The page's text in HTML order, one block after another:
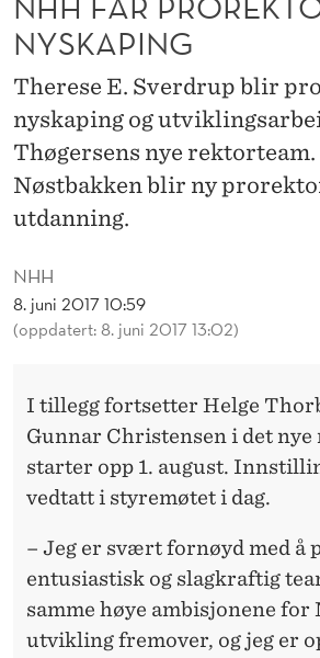
T
O
R
F
O
R
N
Y
NHH
8. juni 2017 10:59
(oppdatert: 8. juni 2017 13:02)
NYSKAPING
Therese E. Sverdrup blir
nyskaping og
Thøgersens nye
Nøstbakken blir ny
utdanning.
I tillegg fortsetter Helge
Gunnar Christensen i det
starter opp 1. august.
vedtatt i styremøtet i dag.
– Jeg er svært fornøyd med å
entusiastisk og slagkraftig
samme høye ambisjonene for
utvikling fremover, og jeg er